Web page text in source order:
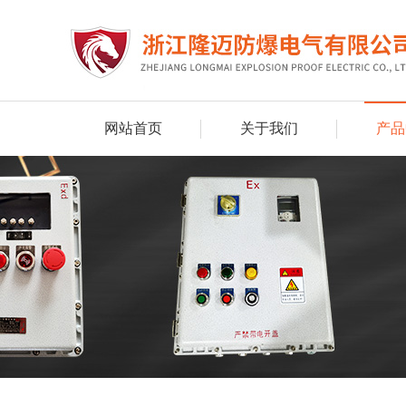
网站首页 关于我们 产